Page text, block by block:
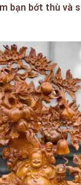
bạn bớt thù và